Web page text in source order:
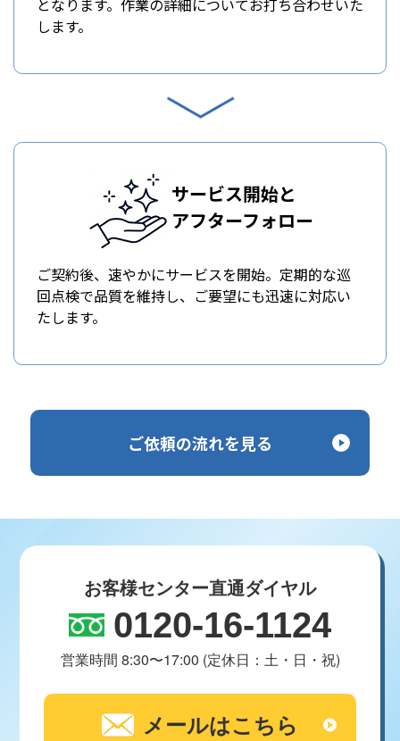
となります。作業の詳細についてお打ち合わせいた
します。
サービス開始と
アフターフォロー
ご契約後、速やかにサービスを開始。定期的な巡
回点検で品質を維持し、ご要望にも迅速に対応い
たします。
ご依頼の流れを見る
お客様センター直通ダイヤル
0120-16-1124
営業時間 8:30〜17:00 (定休日：土・日・祝)
メールはこちら